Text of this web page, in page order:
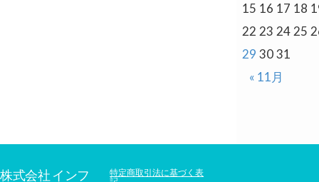
« 11月
15 16 17 18
22 23 24 25
29 30 31
株式会社 インフ
特定商取引法に基づく表